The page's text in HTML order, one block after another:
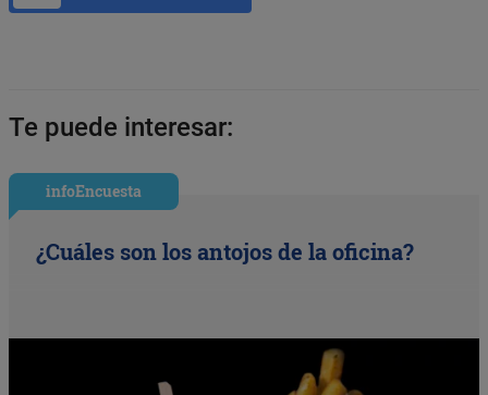
Te puede interesar:
infoEncuesta
¿Cuáles son los antojos de la oficina?